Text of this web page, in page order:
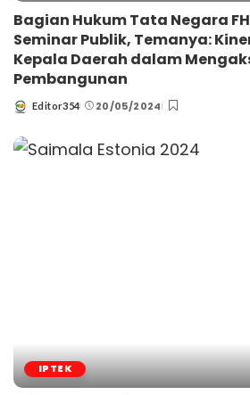
Bagian Hukum Tata Negara
Seminar Publik, Temanya:
Kepala Daerah dalam
Pembangunan
Posted
Editor354 20/05/2024
IPTEK